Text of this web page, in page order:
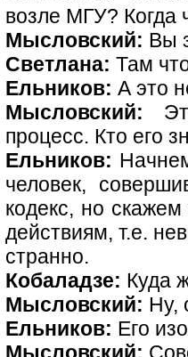
возле МГУ? Когда
Мысловский: Вы
Светлана: Там
Ельников: А это
Мысловский:
процесс. Кто его
Ельников:
человек,
кодекс, но
действиям, т.е.
странно.
Кобаладзе: Куда
Мысловский: Ну,
Ельников: Его